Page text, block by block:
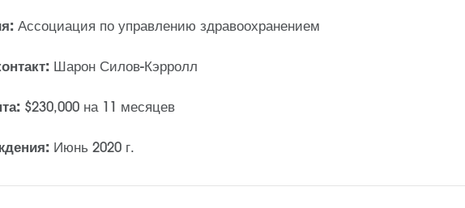
Ассоциация по управлению здравоохранением
Шарон Силов-Кэрролл
$230,000 на 11 месяцев
Июнь 2020 г.